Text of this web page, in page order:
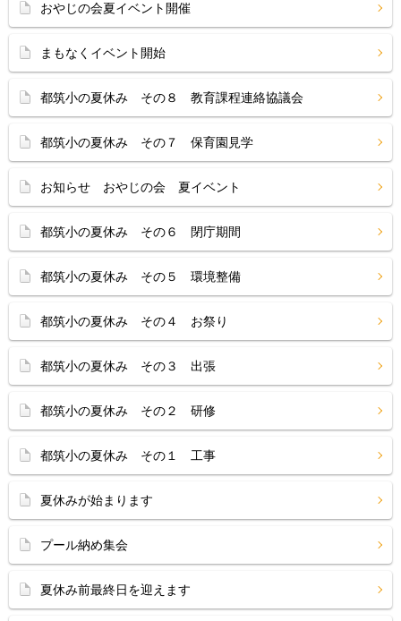
おやじの会夏イベント開催
まもなくイベント開始
都筑小の夏休み その８ 教育課程連絡協議会
都筑小の夏休み その７ 保育園見学
お知らせ おやじの会 夏イベント
都筑小の夏休み その６ 閉庁期間
都筑小の夏休み その５ 環境整備
都筑小の夏休み その４ お祭り
都筑小の夏休み その３ 出張
都筑小の夏休み その２ 研修
都筑小の夏休み その１ 工事
夏休みが始まります
プール納め集会
夏休み前最終日を迎えます